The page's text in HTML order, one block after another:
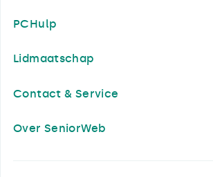
PCHulp
Lidmaatschap
Contact & Service
Over SeniorWeb